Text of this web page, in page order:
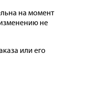
на момент
не
или его